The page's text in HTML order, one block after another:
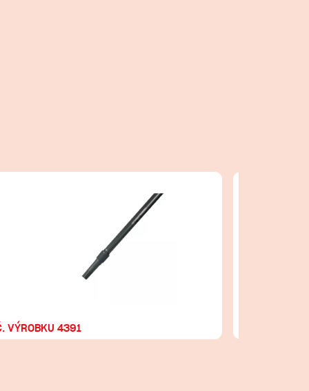
VÝROBKU 4391